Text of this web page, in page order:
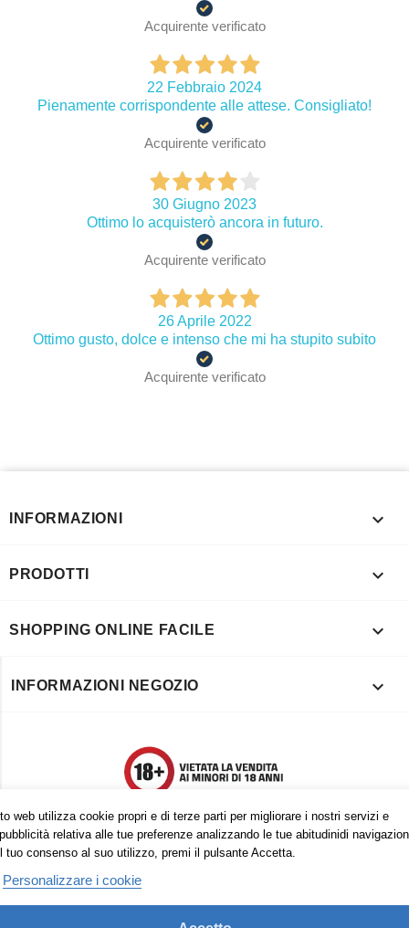
Acquirente verificato
22 Febbraio 2024
Pienamente corrispondente alle attese. Consigliato!
Acquirente verificato
30 Giugno 2023
Ottimo lo acquisterò ancora in futuro.
Acquirente verificato
26 Aprile 2022
Ottimo gusto, dolce e intenso che mi ha stupito subito
Acquirente verificato
web utilizza cookie propri e di terze parti per migliorare i nostri servizi e
relativa alle tue preferenze analizzando le tue abitudinidi
tuo consenso al suo utilizzo, premi il pulsante Accetta.
Personalizzare i cookie
INFORMAZIONI 
PRODOTTI 
SHOPPING ONLINE FACILE 
INFORMAZIONI NEGOZIO 